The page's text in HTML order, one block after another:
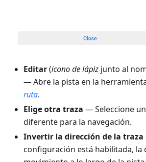
Editar(icono de lápiz junto al
— Abre la pista en la
ruta.
Elige otra traza — Seleccione
diferente para la navegación.
Invertir la dirección de la traza
configuración está habilitada, la